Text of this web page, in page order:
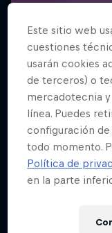
Este sitio web
cuestiones
usarán cookies
de terceros) o
mercadotecnia
línea. Puedes
configuración
todo momento.
Política de
en la parte